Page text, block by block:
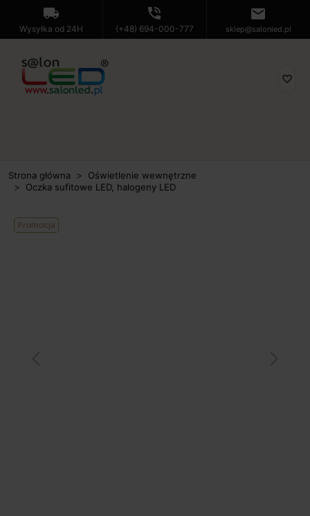
local_shipping
Wysyłka od 24H
phone_in_talk
(+48) 694-000-777
mail
sklep@salonled.pl
favorite_border
Strona główna
Oświetlenie wewnętrzne
Oczka sufitowe LED, halogeny LED
Promocja